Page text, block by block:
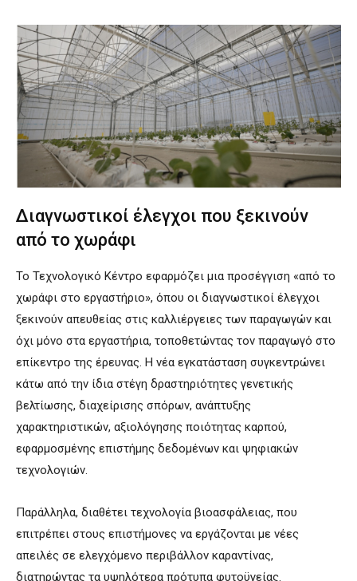
Διαγνωστικοί έλεγχοι που ξεκινούν
από το χωράφι
Το Τεχνολογικό Κέντρο εφαρμόζει μια προσέγγιση «από το
χωράφι στο εργαστήριο», όπου οι διαγνωστικοί έλεγχοι
ξεκινούν απευθείας στις καλλιέργειες των παραγωγών και
όχι μόνο στα εργαστήρια, τοποθετώντας τον παραγωγό στο
επίκεντρο της έρευνας. Η νέα εγκατάσταση συγκεντρώνει
κάτω από την ίδια στέγη δραστηριότητες γενετικής
βελτίωσης, διαχείρισης σπόρων, ανάπτυξης
χαρακτηριστικών, αξιολόγησης ποιότητας καρπού,
εφαρμοσμένης επιστήμης δεδομένων και ψηφιακών
τεχνολογιών.
Παράλληλα, διαθέτει τεχνολογία βιοασφάλειας, που
επιτρέπει στους επιστήμονες να εργάζονται με νέες
απειλές σε ελεγχόμενο περιβάλλον καραντίνας,
διατηρώντας τα υψηλότερα πρότυπα φυτοϋγείας.